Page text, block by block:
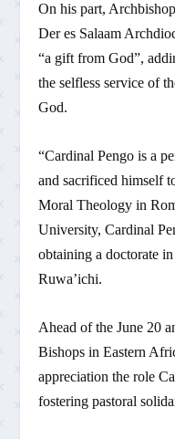
On his part,
Der es Salaam
“a gift from God”,
the selfless service of
God.
“Cardinal Pengo is a
and sacrificed himself
Moral Theology in
University, Cardinal
obtaining a doctorate
Ruwa’ichi.
Ahead of the June 20
Bishops in Eastern
appreciation the role
fostering pastoral